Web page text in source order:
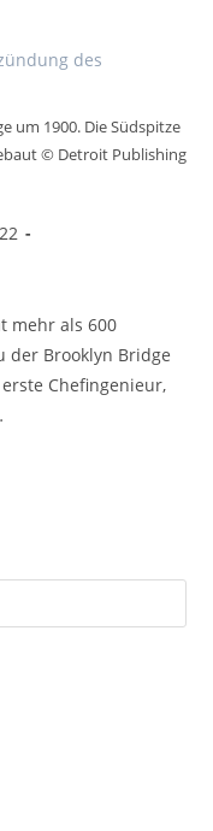
um 1900. Die Südspitze
© Detroit Publishing
mehr als 600
der Brooklyn Bridge
Chefingenieur,